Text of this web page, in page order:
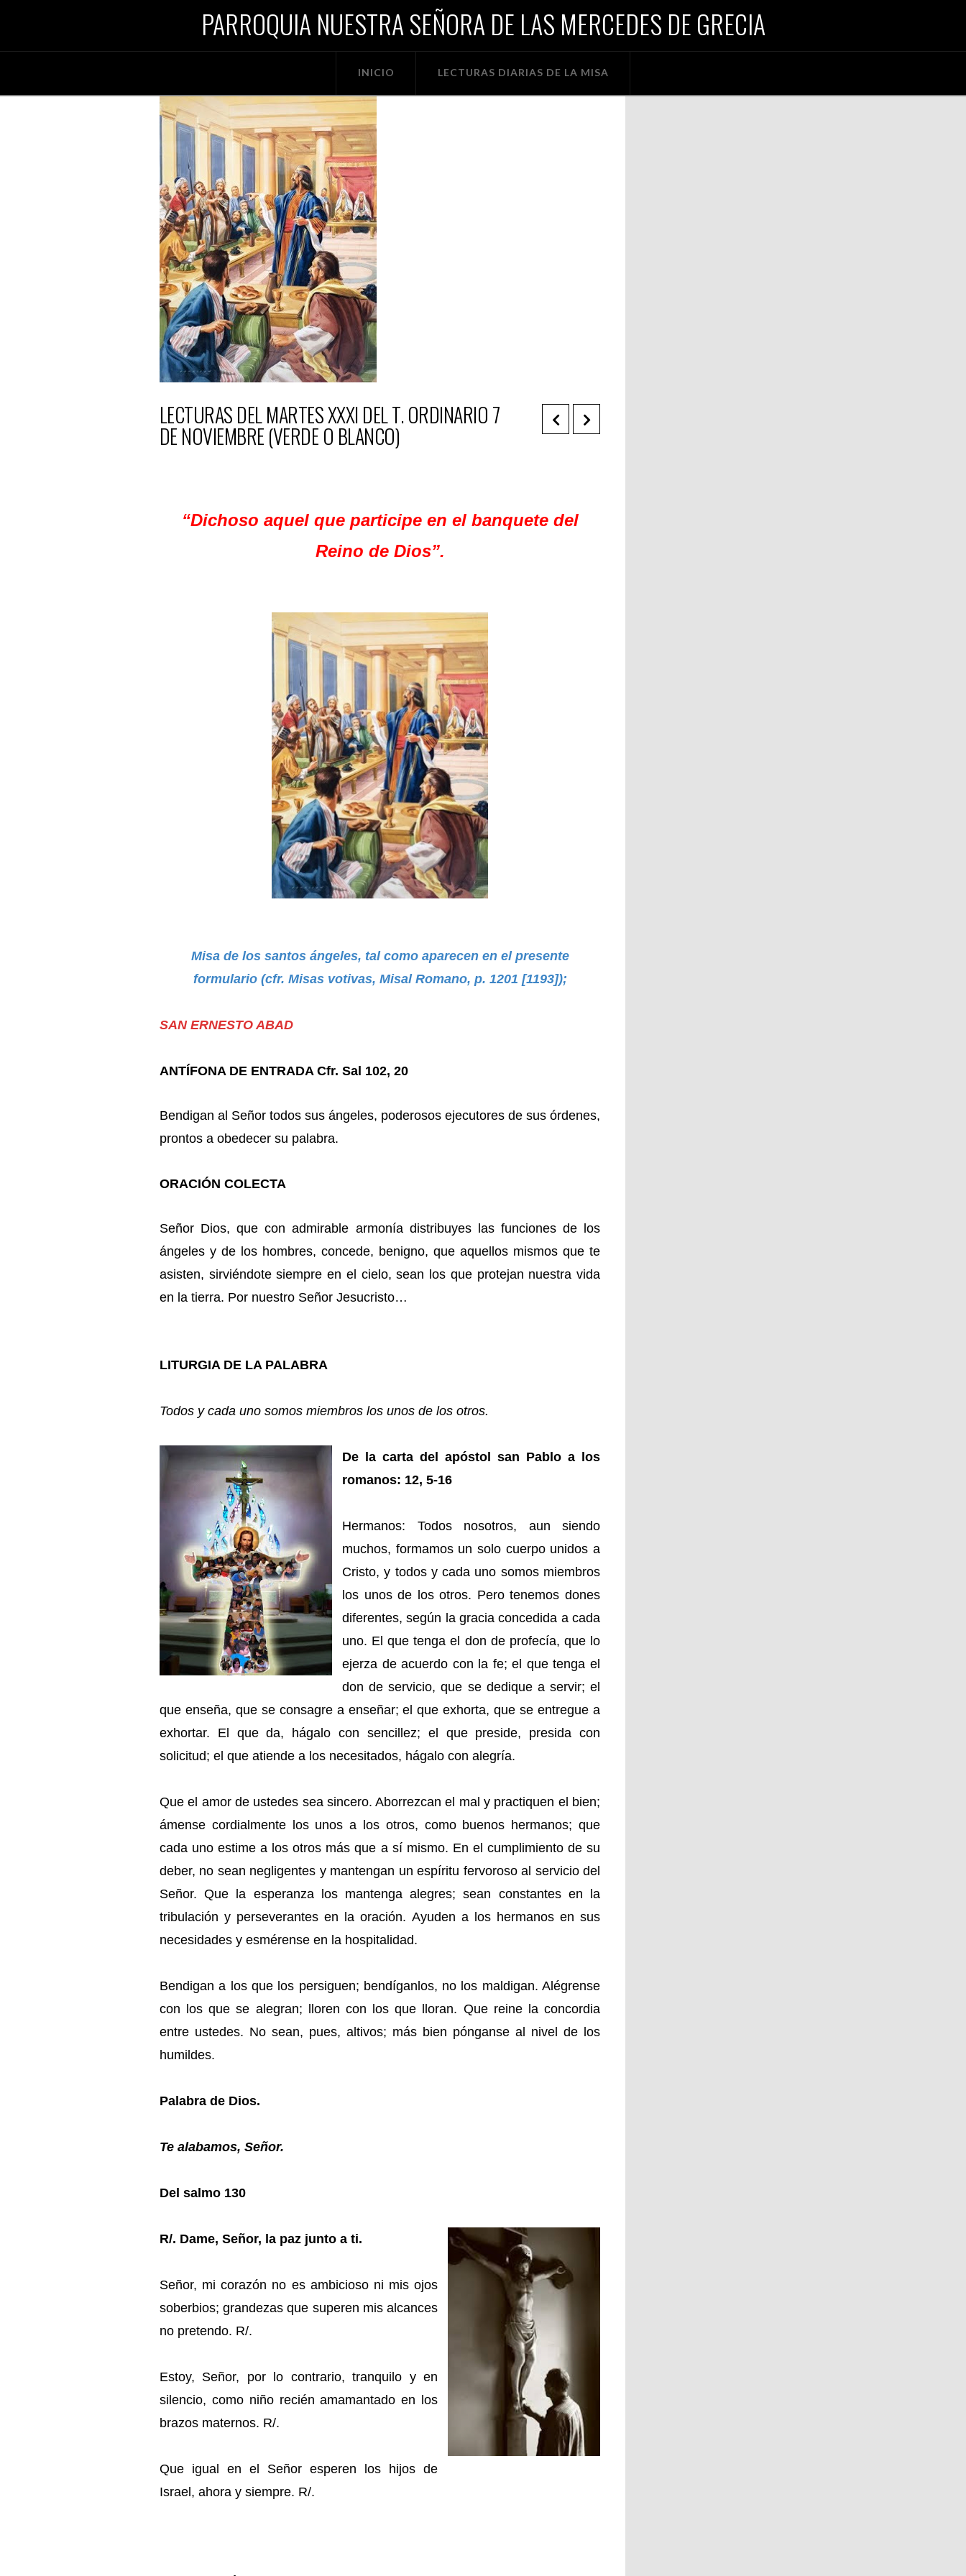
PARROQUIA NUESTRA SEÑORA DE LAS MERCEDES DE GRECIA
INICIO LECTURAS DIARIAS DE LA MISA
LECTURAS DEL MARTES XXXI DEL T. ORDINARIO 7
DE NOVIEMBRE (VERDE O BLANCO)
“Dichoso aquel que participe en el banquete del
Reino de Dios”.
Misa de los santos ángeles, tal como aparecen en el presente
formulario (cfr. Misas votivas, Misal Romano, p. 1201 [1193]);
SAN ERNESTO ABAD
ANTÍFONA DE ENTRADA Cfr. Sal 102, 20
Bendigan al Señor todos sus ángeles, poderosos ejecutores de sus órdenes,
prontos a obedecer su palabra.
ORACIÓN COLECTA
Señor Dios, que con admirable armonía distribuyes las funciones de los
ángeles y de los hombres, concede, benigno, que aquellos mismos que te
asisten, sirviéndote siempre en el cielo, sean los que protejan nuestra vida
en la tierra. Por nuestro Señor Jesucristo…
LITURGIA DE LA PALABRA
Todos y cada uno somos miembros los unos de los otros.
De la carta del apóstol san Pablo a los
romanos: 12, 5-16
Hermanos: Todos nosotros, aun siendo
muchos, formamos un solo cuerpo unidos a
Cristo, y todos y cada uno somos miembros
los unos de los otros. Pero tenemos dones
diferentes, según la gracia concedida a cada
uno. El que tenga el don de profecía, que lo
ejerza de acuerdo con la fe; el que tenga el
don de servicio, que se dedique a servir; el
que enseña, que se consagre a enseñar; el que exhorta, que se entregue a
exhortar. El que da, hágalo con sencillez; el que preside, presida con
solicitud; el que atiende a los necesitados, hágalo con alegría.
Que el amor de ustedes sea sincero. Aborrezcan el mal y practiquen el bien;
ámense cordialmente los unos a los otros, como buenos hermanos; que
cada uno estime a los otros más que a sí mismo. En el cumplimiento de su
deber, no sean negligentes y mantengan un espíritu fervoroso al servicio del
Señor. Que la esperanza los mantenga alegres; sean constantes en la
tribulación y perseverantes en la oración. Ayuden a los hermanos en sus
necesidades y esmérense en la hospitalidad.
Bendigan a los que los persiguen; bendíganlos, no los maldigan. Alégrense
con los que se alegran; lloren con los que lloran. Que reine la concordia
entre ustedes. No sean, pues, altivos; más bien pónganse al nivel de los
humildes.
Palabra de Dios.
Te alabamos, Señor.
Del salmo 130
R/. Dame, Señor, la paz junto a ti.
Señor, mi corazón no es ambicioso ni mis ojos
soberbios; grandezas que superen mis alcances
no pretendo. R/.
Estoy, Señor, por lo contrario, tranquilo y en
silencio, como niño recién amamantado en los
brazos maternos. R/.
Que igual en el Señor esperen los hijos de
Israel, ahora y siempre. R/.